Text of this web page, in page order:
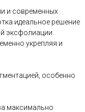
и современных
идеальное решение
эксфолиации.
укрепляя и
особенно
максимально